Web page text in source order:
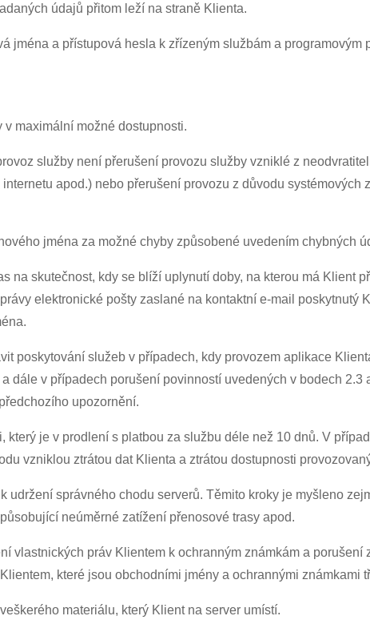
údajů přitom leží na straně Klienta.
jména a přístupová hesla k zřízeným službám a programovým
maximální možné dostupnosti.
služby není přerušení provozu služby vzniklé z
apod.) nebo přerušení provozu z důvodu systémových
jména za možné chyby způsobené uvedením chybných
na skutečnost, kdy se blíží uplynutí doby, na kterou má Klient
elektronické pošty zaslané na kontaktní e-mail poskytnutý
poskytování služeb v případech, kdy provozem aplikace
dále v případech porušení povinností uvedených v bodech 2.3
upozornění.
který je v prodlení s platbou za službu déle než 10 dnů. V
vzniklou ztrátou dat Klienta a ztrátou dostupnosti
udržení správného chodu serverů. Těmito kroky je myšleno
neúměrné zatížení přenosové trasy apod.
vlastnických práv Klientem k ochranným známkám a porušení
které jsou obchodními jmény a ochrannými známkami
materiálu, který Klient na server umístí.